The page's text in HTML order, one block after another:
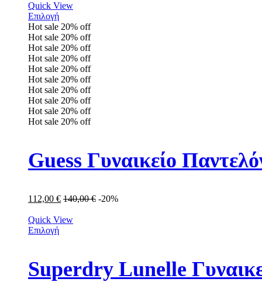
Quick View
Επιλογή
Hot sale 20% off
Hot sale 20% off
Hot sale 20% off
Hot sale 20% off
Hot sale 20% off
Hot sale 20% off
Hot sale 20% off
Hot sale 20% off
Hot sale 20% off
Hot sale 20% off
Guess Γυναικείο
112,00 € 140,00€ -20%
Quick View
Επιλογή
Superdry Lunelle